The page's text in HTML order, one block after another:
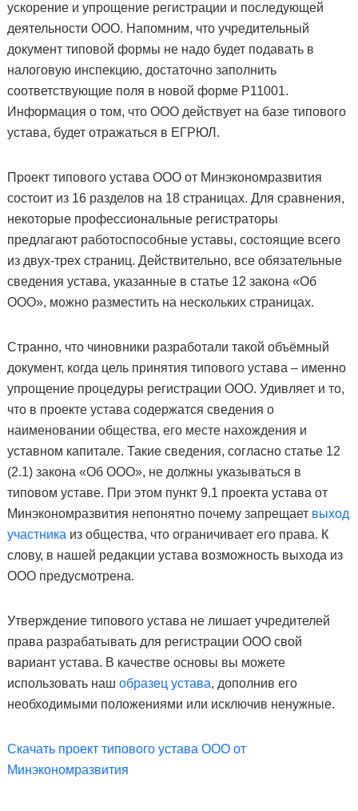
ускорение и упрощение регистрации и последующей
деятельности ООО. Напомним, что учредительный
документ типовой формы не надо будет подавать в
налоговую инспекцию, достаточно заполнить
соответствующие поля в новой форме Р11001.
Информация о том, что ООО действует на базе типового
устава, будет отражаться в ЕГРЮЛ.
Проект типового устава ООО от Минэкономразвития
состоит из 16 разделов на 18 страницах. Для сравнения,
некоторые профессиональные регистраторы
предлагают работоспособные уставы, состоящие всего
из двух-трех страниц. Действительно, все обязательные
сведения устава, указанные в статье 12 закона «Об
ООО», можно разместить на нескольких страницах.
Странно, что чиновники разработали такой объёмный
документ, когда цель принятия типового устава – именно
упрощение процедуры регистрации ООО. Удивляет и то,
что в проекте устава содержатся сведения о
наименовании общества, его месте нахождения и
уставном капитале. Такие сведения, согласно статье 12
(2.1) закона «Об ООО», не должны указываться в
типовом уставе. При этом пункт 9.1 проекта устава от
Минэкономразвития непонятно почему запрещает выход
участника из общества, что ограничивает его права. К
слову, в нашей редакции устава возможность выхода из
ООО предусмотрена.
Утверждение типового устава не лишает учредителей
права разрабатывать для регистрации ООО свой
вариант устава. В качестве основы вы можете
использовать наш образец устава, дополнив его
необходимыми положениями или исключив ненужные.
Скачать проект типового устава ООО от
Минэкономразвития